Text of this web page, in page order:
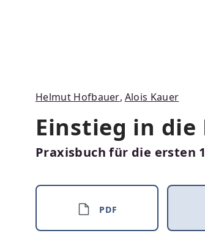
Helmut Hofbauer, Alois Kauer
Einstieg in
Praxisbuch für die ersten
PDF